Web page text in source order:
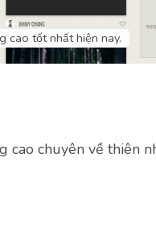
cao tốt nhất hiện nay.
cao chuyên về thiên